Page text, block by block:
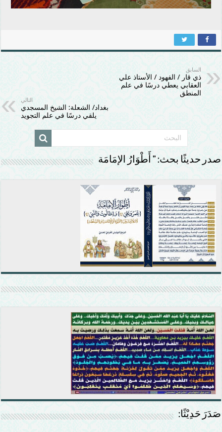
السابق
ذي قار / الفهود / الأستاذ علي
العقابي يعطي درسًا في علم
المنطق
التالي
بغداد/ الشعلة: الشيخ المسجدي
يلقي درسًا في علم التجويد
صدر حديثًا بحث: ” أَطْوَارُ الإمَامَة
صَدَرَ حَدِيْثًا: